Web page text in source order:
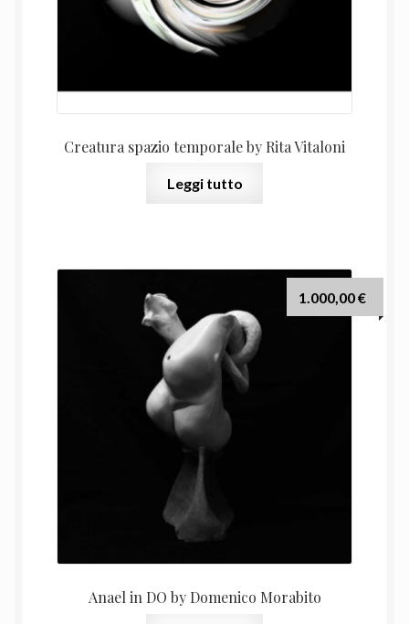
Creatura spazio temporale by Rita Vitaloni
Leggi tutto
Anael in DO by Domenico Morabito
1.000,00€